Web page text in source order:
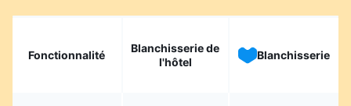
Fonctionnalité
Blanchisserie de
l'hôtel
Blanchisserie